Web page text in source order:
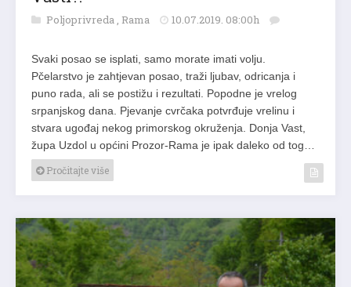
Poljoprivreda , Rama 10.07.2019. 08:00h
Svaki posao se isplati, samo morate imati volju.
Pčelarstvo je zahtjevan posao, traži ljubav, odricanja i
puno rada, ali se postižu i rezultati. Popodne je vrelog
srpanjskog dana. Pjevanje cvrčaka potvrđuje vrelinu i
stvara ugođaj nekog primorskog okruženja. Donja Vast,
župa Uzdol u općini Prozor-Rama je ipak daleko od tog…
Pročitajte više